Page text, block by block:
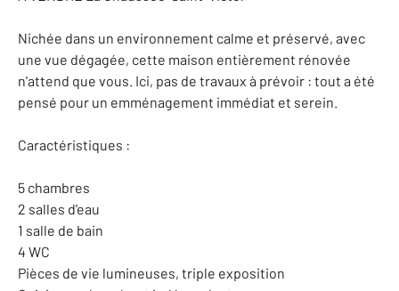
Nichée dans un environnement calme et préservé, avec
une vue dégagée, cette maison entièrement rénovée
n'attend que vous. Ici, pas de travaux à prévoir : tout a été
pensé pour un emménagement immédiat et serein.
Caractéristiques :
5 chambres
2 salles d'eau
1 salle de bain
4 WC
Pièces de vie lumineuses, triple exposition